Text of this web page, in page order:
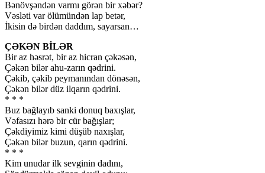
Bənövşəndən varmı görən bir xəbər?
Vəsləti var ölümündən lap betər,
İkisin də birdən daddım, sayarsan…
ÇƏKƏN BİLƏR
Bir az həsrət, bir az hicran çəkəsən,
Çəkən bilər ahu-zarın qədrini.
Çəkib, çəkib peymanından dönəsən,
Çəkən bilər düz ilqarın qədrini.
* * *
Buz bağlayıb sanki donuq baxışlar,
Vəfasızı hərə bir cür bağışlar;
Çəkdiyimiz kimi düşüb naxışlar,
Çəkən bilər buzun, qarın qədrini.
* * *
Kim unudar ilk sevginin dadını,